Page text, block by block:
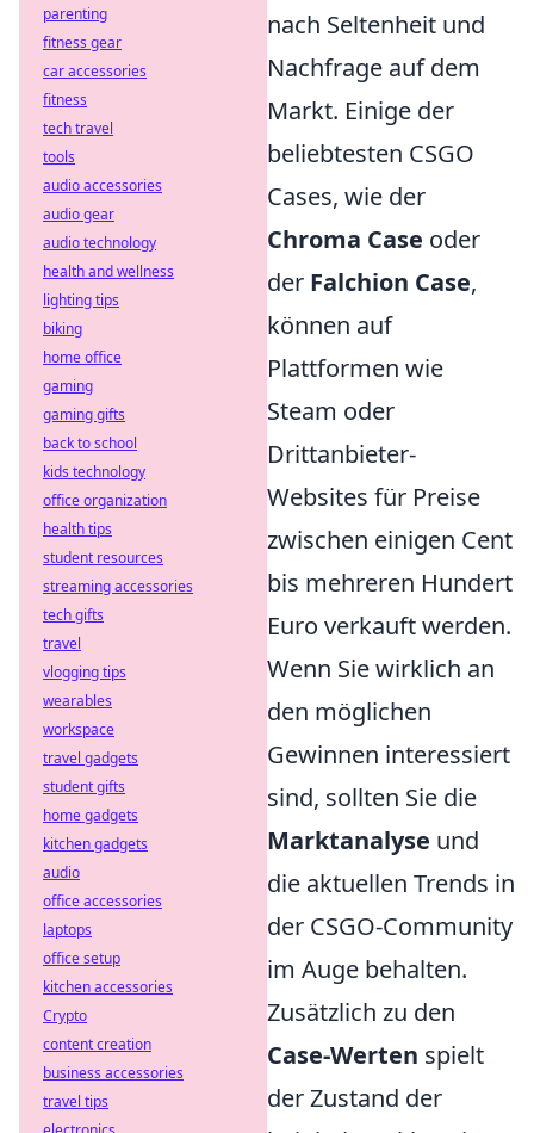
nach Seltenheit und
Nachfrage auf dem
Markt. Einige der
beliebtesten CSGO
Cases, wie der
Chroma Case oder
der Falchion Case,
können auf
Plattformen wie
Steam oder
Drittanbieter-
Websites für Preise
zwischen einigen Cent
bis mehreren Hundert
Euro verkauft werden.
Wenn Sie wirklich an
den möglichen
Gewinnen interessiert
sind, sollten Sie die
Marktanalyse und
die aktuellen Trends in
der CSGO-Community
im Auge behalten.
Zusätzlich zu den
Case-Werten spielt
der Zustand der
parenting
fitness gear
car accessories
fitness
tech travel
tools
audio accessories
audio gear
audio technology
health and wellness
lighting tips
biking
home office
gaming
gaming gifts
back to school
kids technology
office organization
health tips
student resources
streaming accessories
tech gifts
travel
vlogging tips
wearables
workspace
travel gadgets
student gifts
home gadgets
kitchen gadgets
audio
office accessories
laptops
office setup
kitchen accessories
Crypto
content creation
business accessories
travel tips